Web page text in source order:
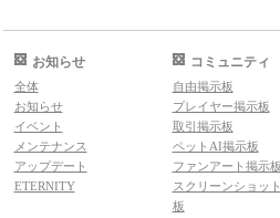
お知らせ
全体
お知らせ
イベント
メンテナンス
アップデート
ETERNITY
コミュニティ
自由掲示板
プレイヤー掲示板
取引掲示板
ペットAI掲示板
ファンアート掲示板
スクリーンショッ
板